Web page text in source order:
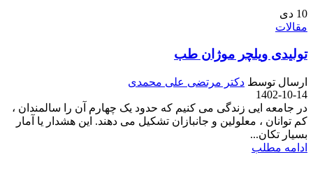
10 دی
مقالات
تولیدی ویلچر موژان طب
ارسال توسط دکتر مرتضی علی محمدی
1402-10-14
در جامعه ایی زندگی می کنیم که حدود یک چهارم آن را سالمندان ،
کم توانان ، معلولین و جانبازان تشکیل می دهند. این هشدار یا آمار
بسیار تکان...
ادامه مطلب